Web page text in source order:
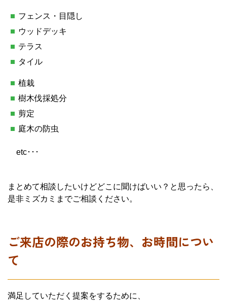
フェンス・目隠し
ウッドデッキ
テラス
タイル
植栽
樹木伐採処分
剪定
庭木の防虫
etc･･･
まとめて相談したいけどどこに聞けばいい？と思ったら、
是非ミズカミまでご相談ください。
ご来店の際のお持ち物、お時間につい
て
満足していただく提案をするために、